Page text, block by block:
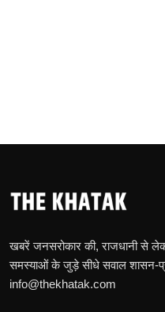
खबरें जनसरोकार की, राजधानी से
समस्याओं के जुड़े सीधे सवाल शासन-
info@thekhatak.com